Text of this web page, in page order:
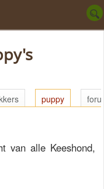
puppy
van alle Keeshond,